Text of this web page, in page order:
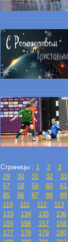
Страницы : 1 2 3
29
30 31 32 33
57
58 59 60 61
85
86 87 88 89
110
111 112 113
133
134 135 136
155
156 157 158
177
178 179 180